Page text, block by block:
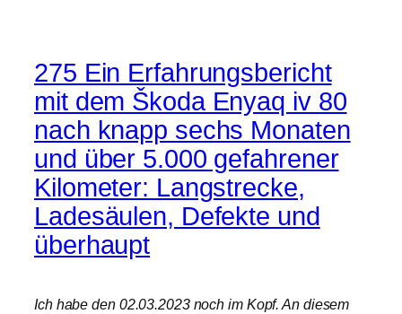
275 Ein Erfahrungsbericht
mit dem Škoda Enyaq iv 80
nach knapp sechs Monaten
und über 5.000 gefahrener
Kilometer: Langstrecke,
Ladesäulen, Defekte und
überhaupt
Ich habe den 02.03.2023 noch im Kopf. An diesem